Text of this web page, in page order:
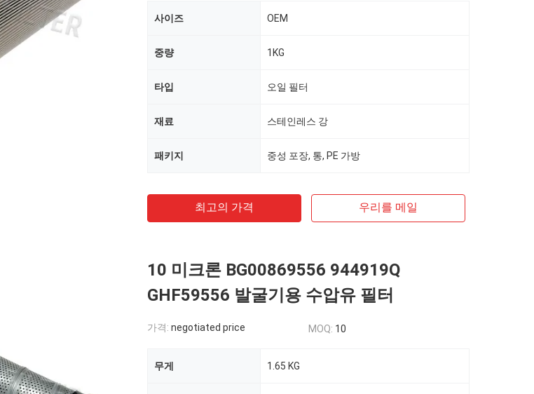
사이즈 OEM
중량 1KG
타입 오일 필터
재료 스테인레스 강
패키지 중성 포장, 통, PE 가방
최고의 가격 우리를 메일
10 미크론 BG00869556 944919Q
GHF59556 발굴기용 수압유 필터
가격: negotiated price MOQ: 10
무게 1.65 KG